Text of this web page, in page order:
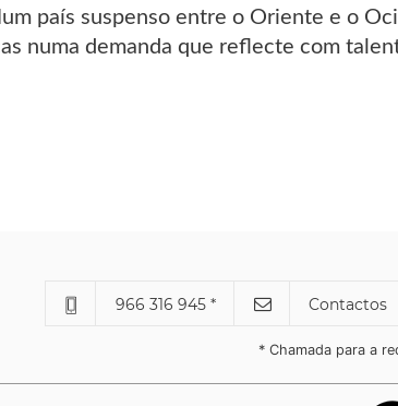
país suspenso entre o Oriente e o
numa demanda que reflecte com
966 316 945 * Contactos
* Chamada para a